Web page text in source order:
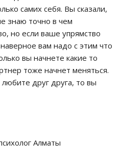
самих себя. Вы сказали,
знаю точно в чем
но если ваше упрямство
вам надо с этим что
вы начнете какие то
тоже начнет меняться.
друг друга, то вы
Алматы